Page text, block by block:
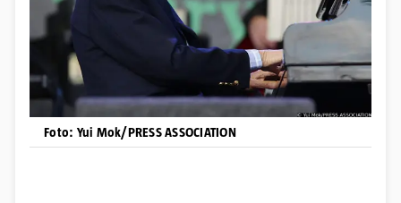
Foto: Yui Mok/PRESS ASSOCIATION